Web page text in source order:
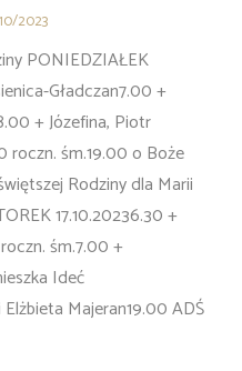
2023
PONIEDZIAŁEK
Gładczan7.00 +
+ Józefina, Piotr
roczn. śm.19.00 o Boże
Rodziny dla Marii
17.10.20236.30 +
śm.7.00 +
Ideć
Majeran19.00 ADŚ